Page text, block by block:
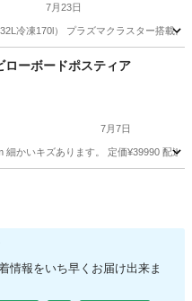
7月23日
冷凍170l） プラズマクラスター搭載
キッチン家電 SHARP
ローボードポスティア
7月7日
細かいキズあります。 定価¥39990 配達
情報をいち早くお届け出来ま